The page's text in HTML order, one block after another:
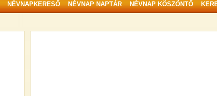
NÉVNAPKERESŐ NÉVNAP NAPTÁR NÉVNAP KÖSZÖNTŐ